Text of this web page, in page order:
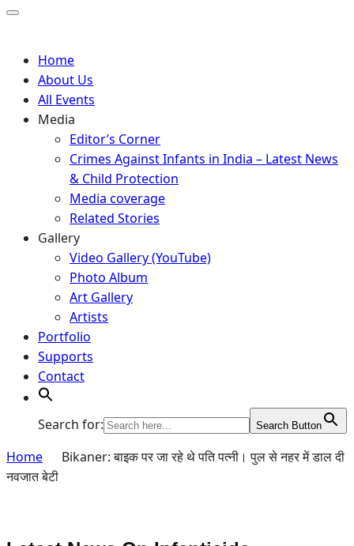
Home
About Us
All Events
Media
Editor’s Corner
Crimes Against Infants in India – Latest News
& Child Protection
Media coverage
Related Stories
Gallery
Video Gallery (YouTube)
Photo Album
Art Gallery
Artists
Portfolio
Supports
Contact
Search for: Search Button
Home
Bikaner: बाइक पर जा रहे थे पति पत्नी। पुल से नहर में डाल दी
नवजात बेटी